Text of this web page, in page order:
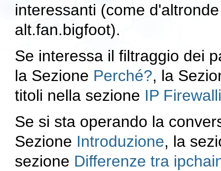
interessanti (come
alt.fan.bigfoot).
Se interessa il filtraggio dei
la Sezione Perché?, la
titoli nella sezione IP
Se si sta operando la
Sezione Introduzione, la
sezione Differenze tra